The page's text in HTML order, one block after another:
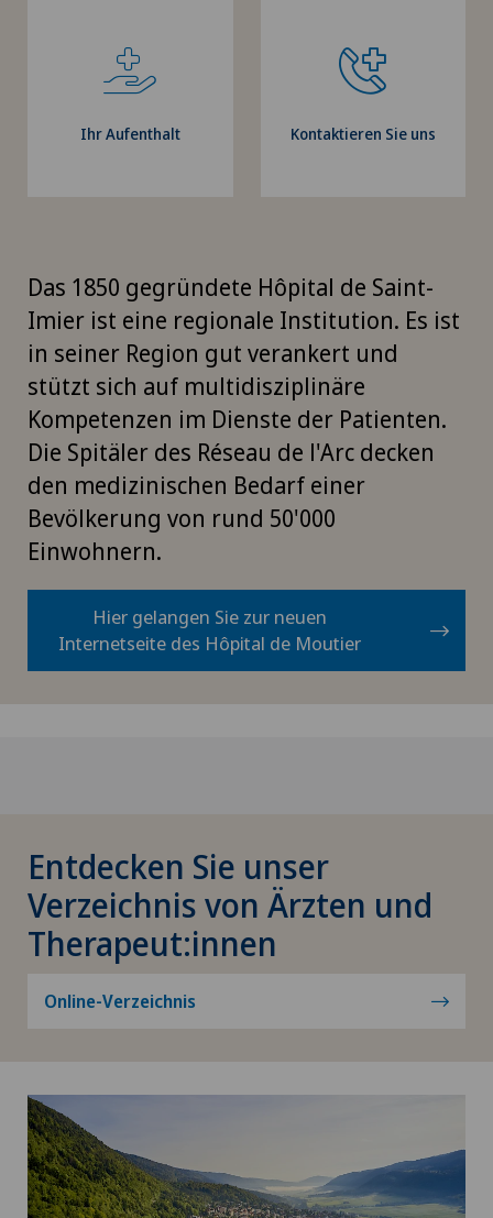
Ihr Aufenthalt Kontaktieren Sie uns
Das 1850 gegründete Hôpital de Saint-
Imier ist eine regionale Institution. Es ist
in seiner Region gut verankert und
stützt sich auf multidisziplinäre
Kompetenzen im Dienste der Patienten.
Die Spitäler des Réseau de l'Arc decken
den medizinischen Bedarf einer
Bevölkerung von rund 50'000
Einwohnern.
Hier gelangen Sie zur neuen
Internetseite des Hôpital de Moutier
Entdecken Sie unser
Verzeichnis von Ärzten und
Therapeut:innen
Online-Verzeichnis